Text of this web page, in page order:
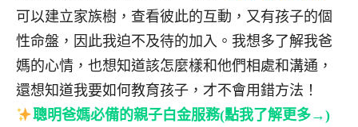
可以建立家族樹，查看彼此的互動，又有孩子的個
性命盤，因此我迫不及待的加入。我想多了解我爸
媽的心情，也想知道該怎麼樣和他們相處和溝通，
還想知道我要如何教育孩子，才不會用錯方法！
聰明爸媽必備的親子白金服務(點我了解更多→)